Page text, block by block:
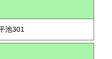
池301